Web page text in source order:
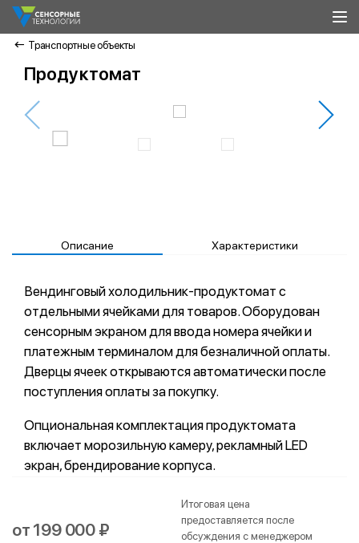
Транспортные объекты
Продуктомат
Описание Характеристики
Вендинговый холодильник-продуктомат с
отдельными ячейками для товаров. Оборудован
сенсорным экраном для ввода номера ячейки и
платежным терминалом для безналичной оплаты.
Дверцы ячеек открываются автоматически после
поступления оплаты за покупку.
Опциональная комплектация продуктомата
включает морозильную камеру, рекламный LED
экран, брендирование корпуса.
от 199 000 ₽
Итоговая цена
предоставляется после
обсуждения с менеджером